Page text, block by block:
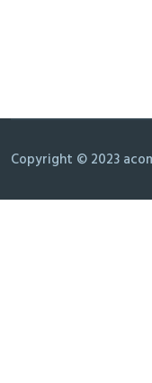
Copyright © 2023